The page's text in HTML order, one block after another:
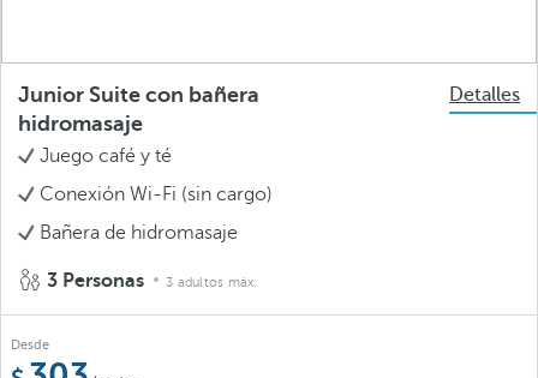
Junior Suite con bañera
hidromasaje
Detalles
Juego café y té
Conexión Wi-Fi (sin cargo)
Bañera de hidromasaje
3 Personas 3 adultos máx.
Desde